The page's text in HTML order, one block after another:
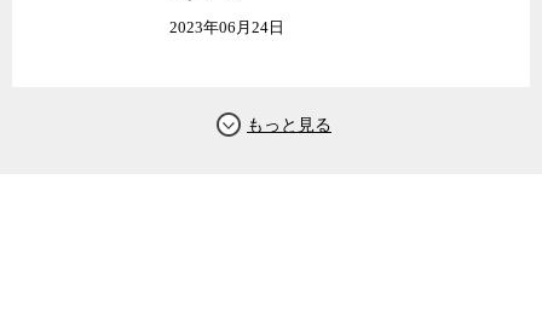
2023年06月24日